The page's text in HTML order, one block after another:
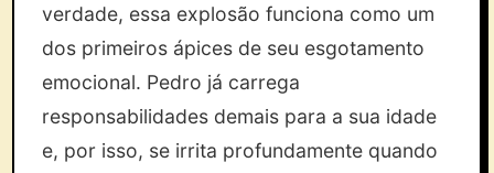
verdade, essa explosão funciona como um
dos primeiros ápices de seu esgotamento
emocional. Pedro já carrega
responsabilidades demais para a sua idade
e, por isso, se irrita profundamente quando